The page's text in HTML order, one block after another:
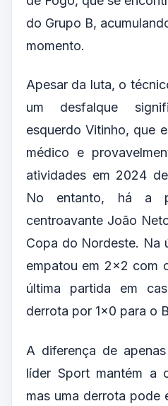
do Grupo B,
momento.
Apesar da luta, o
um desfalque
esquerdo Vitinho, que
médico e
atividades em 2024
No entanto, há a
centroavante João
Copa do Nordeste. Na
empatou em 2×2 com
última partida em
derrota por 1×0 para o
A diferença de
líder Sport mantém a
mas uma derrota pode